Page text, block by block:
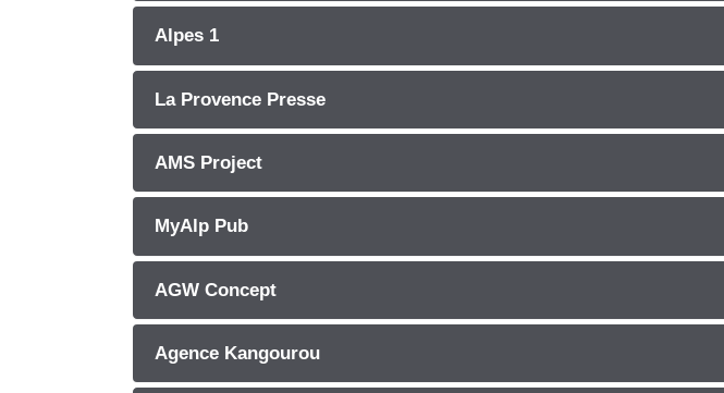
Alpes 1
La Provence Presse
AMS Project
MyAlp Pub
AGW Concept
Agence Kangourou